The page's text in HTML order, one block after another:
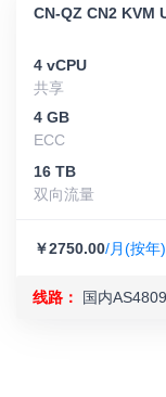
CN-QZ CN2 KVM
4 vCPU
共享
4 GB
ECC
16 TB
双向流量
￥2750.00/月(按年)
线路： 国内